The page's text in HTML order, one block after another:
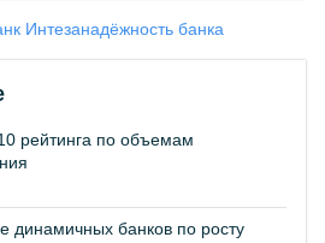
Интезанадёжность банка
рейтинга по объемам
динамичных банков по росту